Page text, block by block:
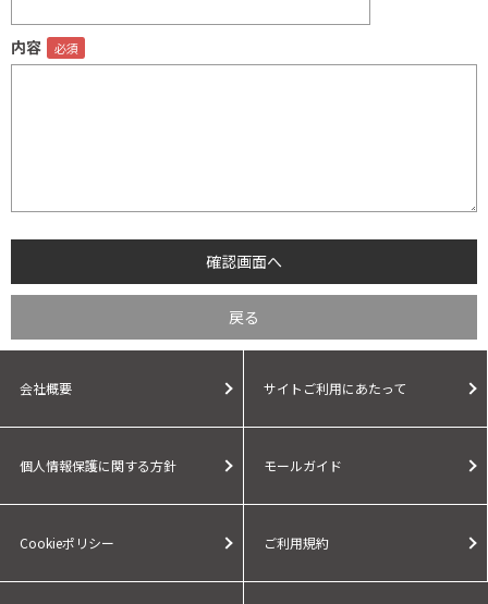
内容
会社概要 サイトご利用にあたって
個人情報保護に関する方針 モールガイド
Cookieポリシー ご利用規約